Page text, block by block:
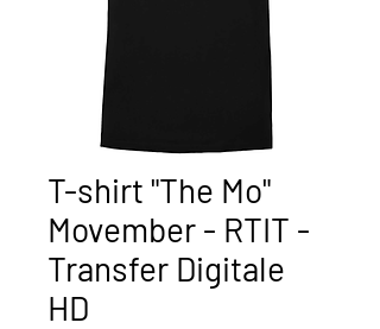
T-shirt "The Mo"
Movember - RTIT -
Transfer Digitale
HD